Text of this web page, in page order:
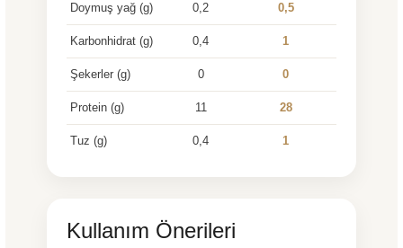
Doymuş yağ (g) 0,2 0,5
Karbonhidrat (g) 0,4 1
Şekerler (g) 0 0
Protein (g) 11 28
Tuz (g) 0,4 1
Kullanım Önerileri